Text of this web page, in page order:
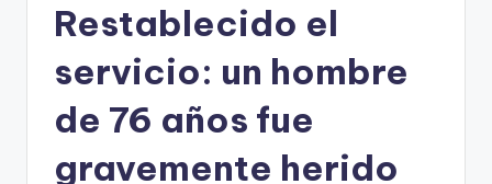
Restablecido el
servicio: un hombre
de 76 años fue
gravemente herido